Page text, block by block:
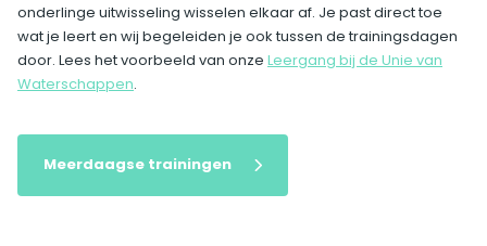
onderlinge uitwisseling wisselen elkaar af. Je past direct toe
wat je leert en wij begeleiden je ook tussen de trainingsdagen
door. Lees het voorbeeld van onze Leergang bij de Unie van
Waterschappen.
Meerdaagse trainingen